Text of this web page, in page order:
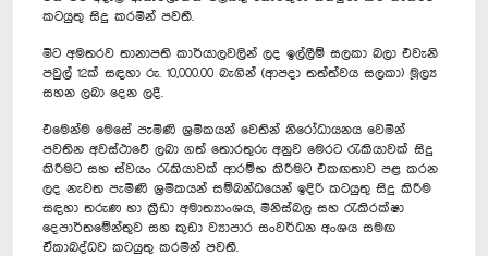
කටයුතු සිදු කරමින් පවතී.
මීට අමතරව තානාපති කාර්යාලවලින් ලද ඉල්ලීම් සලකා බලා එවැනි
පවුල් 12ක් සඳහා රු. 10,000.00 බැගින් (ආපදා තත්ත්වය සලකා) මූල්‍ය
සහන ලබා දෙන ලදී.
එමෙන්ම මෙසේ පැමිණි ශ්‍රමිකයන් වෙතින් නිරෝධායනය වෙමින්
පවතින අවස්ථාවේ ලබා ගත් තොරතුරු අනුව මෙරට රැකියාවක් සිදු
කිරීමට සහ ස්වයං රැකියාවක් ආරම්භ කිරීමට එකඟතාව පළ කරන
ලද නැවත පැමිණි ශ්‍රමිකයන් සම්බන්ධයෙන් ඉදිරි කටයුතු සිදු කිරීම
සඳහා තරුණ හා ක්‍රීඩා අමාත්‍යාංශය, මිනිස්බල සහ රැකිරක්ෂා
දෙපාර්තමේන්තුව සහ කුඩා ව්‍යාපාර සංවර්ධන අංශය සමඟ
ඒකාබද්ධව කටයුතු කරමින් පවතී.